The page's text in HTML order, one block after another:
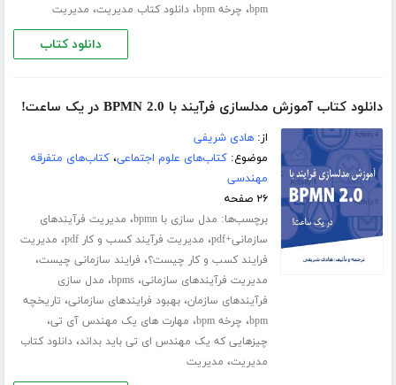
bpm، چرخه bpm ،دانلود کتاب مدیریت، مدیریت
دانلود کتاب
دانلود کتاب آموزش مدلسازی فرآیند با BPMN 2.0 در یک ساعت!
از:هادی شریفی
موضوع:کتاب‌های علوم اجتماعی،کتاب‌های متفرقه
مهندسی
۲۶ صفحه
برچسب‌ها: مدل سازی با bpmn ، مدیریت فرآیندهای
سازمانی+pdf
، مدیریت فرآیند کسب و کار pdf ، مدیریت
فرایند کسب و کار چیست؟، فرایند سازمانی چیست،
مدیریت فرآیندهای سازمانی،bpms، مدل سازی
فرآیندهای سازمان،بهبود فرایندهای سازمانی، تاریخچه
bpm، چرخه bpm ، مهارت های یک مهندس آی تی،
چیزهایی که یک مهندس ای تی باید بداند،دانلود کتاب
مدیریت، مدیریت